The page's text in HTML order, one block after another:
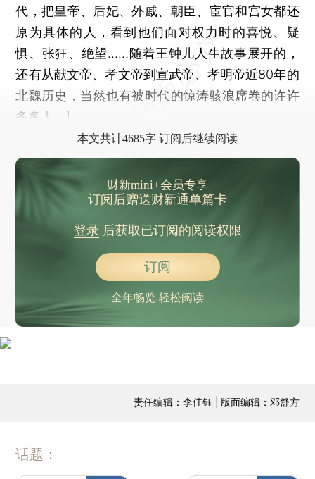
代，把皇帝、后妃、外戚、朝臣、宦官和宫女都还
原为具体的人，看到他们面对权力时的喜悦、疑
惧、张狂、绝望……随着王钟儿人生故事展开的，
还有从献文帝、孝文帝到宣武帝、孝明帝近80年的
北魏历史，当然也有被时代的惊涛骇浪席卷的许许
多多人。]
本文共计4685字 订阅后继续阅读
财新mini+会员专享
订阅后赠送财新通单篇卡
登录后获取已订阅的阅读权限
订阅
全年畅览 轻松阅读
责任编辑：李佳钰 | 版面编辑：邓舒方
话题：